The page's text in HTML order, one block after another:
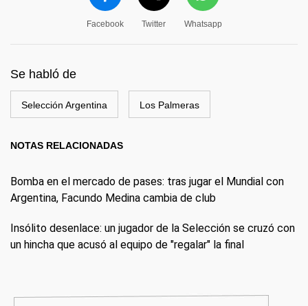
Facebook Twitter Whatsapp
Se habló de
Selección Argentina Los Palmeras
NOTAS RELACIONADAS
Bomba en el mercado de pases: tras jugar el Mundial con
Argentina, Facundo Medina cambia de club
Insólito desenlace: un jugador de la Selección se cruzó con
un hincha que acusó al equipo de "regalar" la final